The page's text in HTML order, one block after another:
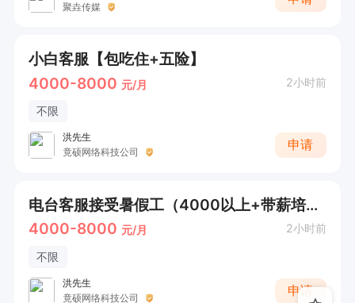
聚垚传媒
小白客服【包吃住+五险】
4000-8000 元/月 2小时前
不限
洪先生
竟硕网络科技公司
申请
电台客服接受暑假工（4000以上+带薪培训）【包吃住+五险】
4000-8000 元/月 2小时前
不限
洪先生
竟硕网络科技公司
申请